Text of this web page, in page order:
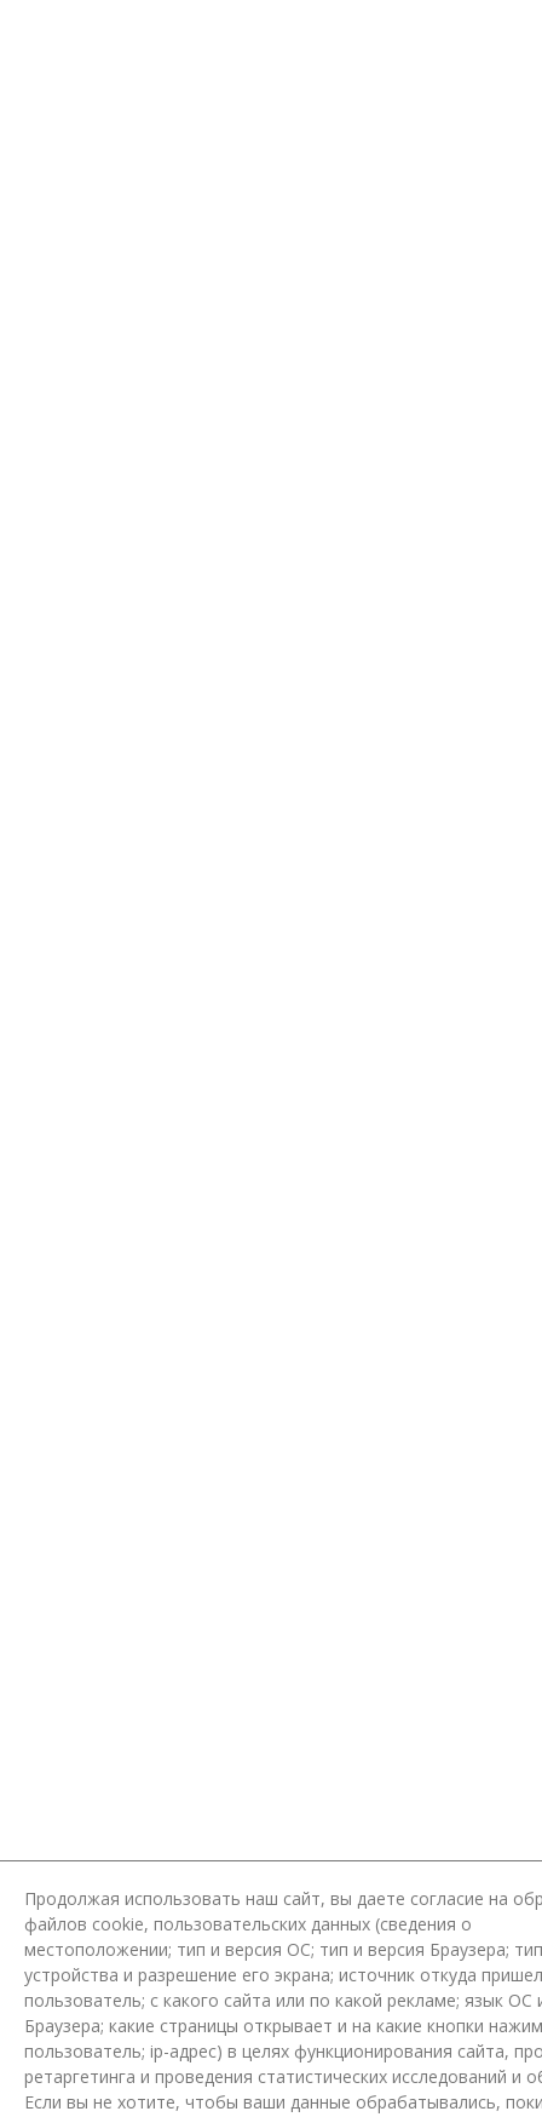
Продолжая использовать наш сайт, вы даете согласие на
файлов cookie, пользовательских данных (сведения о
местоположении; тип и версия ОС; тип и версия Браузера; тип
устройства и разрешение его экрана; источник откуда
пользователь; с какого сайта или по какой рекламе; язык ОС
Браузера; какие страницы открывает и на какие кнопки
пользователь; ip-адрес) в целях функционирования сайта,
ретаргетинга и проведения статистических исследований и
Если вы не хотите, чтобы ваши данные обрабатывались,